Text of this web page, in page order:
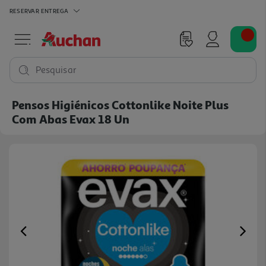
RESERVAR ENTREGA
Pesquisar
Pensos Higiénicos Cottonlike Noite Plus
Com Abas Evax 18 Un
Previous